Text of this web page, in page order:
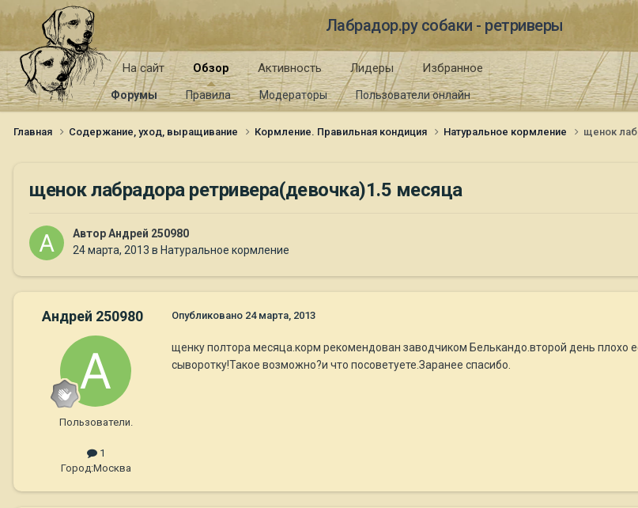
Лабрадор.ру собаки - ретриверы
На сайт Обзор
Форумы Правила Модераторы Пользователи онлайн
Активность Лидеры Избранное
Главная Содержание, уход, выращивание Кормление. Правильная кондиция Натуральное кормление щенок
щенок лабрадора ретривера(девочка)1.5 месяца
АвторАндрей 250980
24 марта, 2013 в Натуральное кормление
Андрей 250980
Пользователи.
1
Город:Москва
Опубликовано 24 марта, 2013
щенку полтора месяца.корм рекомендован заводчиком Белькандо.второй день плохо
сыворотку!Такое возможно?и что посоветуете.Заранее спасибо.